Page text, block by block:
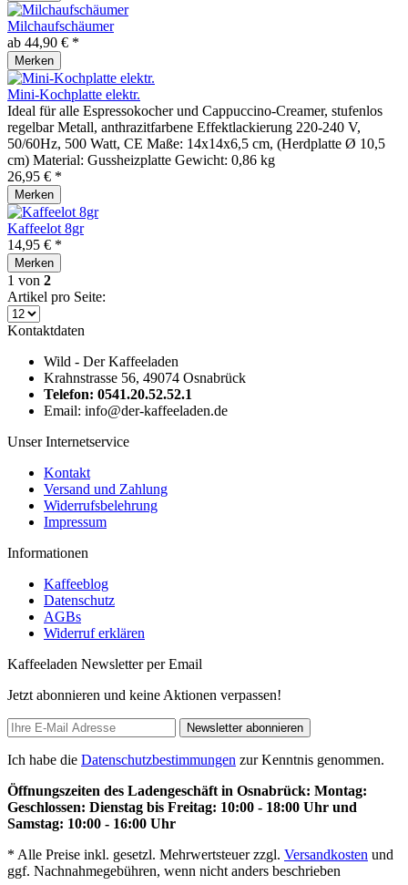
Milchaufschäumer
ab 44,90 € *
Merken
Mini-Kochplatte elektr.
Ideal für alle Espressokocher und Cappuccino-Creamer, stufenlos
regelbar Metall, anthrazitfarbene Effektlackierung 220-240 V,
50/60Hz, 500 Watt, CE Maße: 14x14x6,5 cm, (Herdplatte Ø 10,5
cm) Material: Gussheizplatte Gewicht: 0,86 kg
26,95 € *
Merken
Kaffeelot 8gr
14,95 € *
Merken
1 von 2
Artikel pro Seite:
Kontaktdaten
Wild - Der Kaffeeladen
Krahnstrasse 56, 49074 Osnabrück
Telefon: 0541.20.52.52.1
Email: info@der-kaffeeladen.de
Unser Internetservice
Kontakt
Versand und Zahlung
Widerrufsbelehrung
Impressum
Informationen
Kaffeeblog
Datenschutz
AGBs
Widerruf erklären
Kaffeeladen Newsletter per Email
Jetzt abonnieren und keine Aktionen verpassen!
Newsletter abonnieren
Ich habe die Datenschutzbestimmungen zur Kenntnis genommen.
Öffnungszeiten des Ladengeschäft in Osnabrück: Montag:
Geschlossen: Dienstag bis Freitag: 10:00 - 18:00 Uhr und
Samstag: 10:00 - 16:00 Uhr
* Alle Preise inkl. gesetzl. Mehrwertsteuer zzgl. Versandkosten und
ggf. Nachnahmegebühren, wenn nicht anders beschrieben